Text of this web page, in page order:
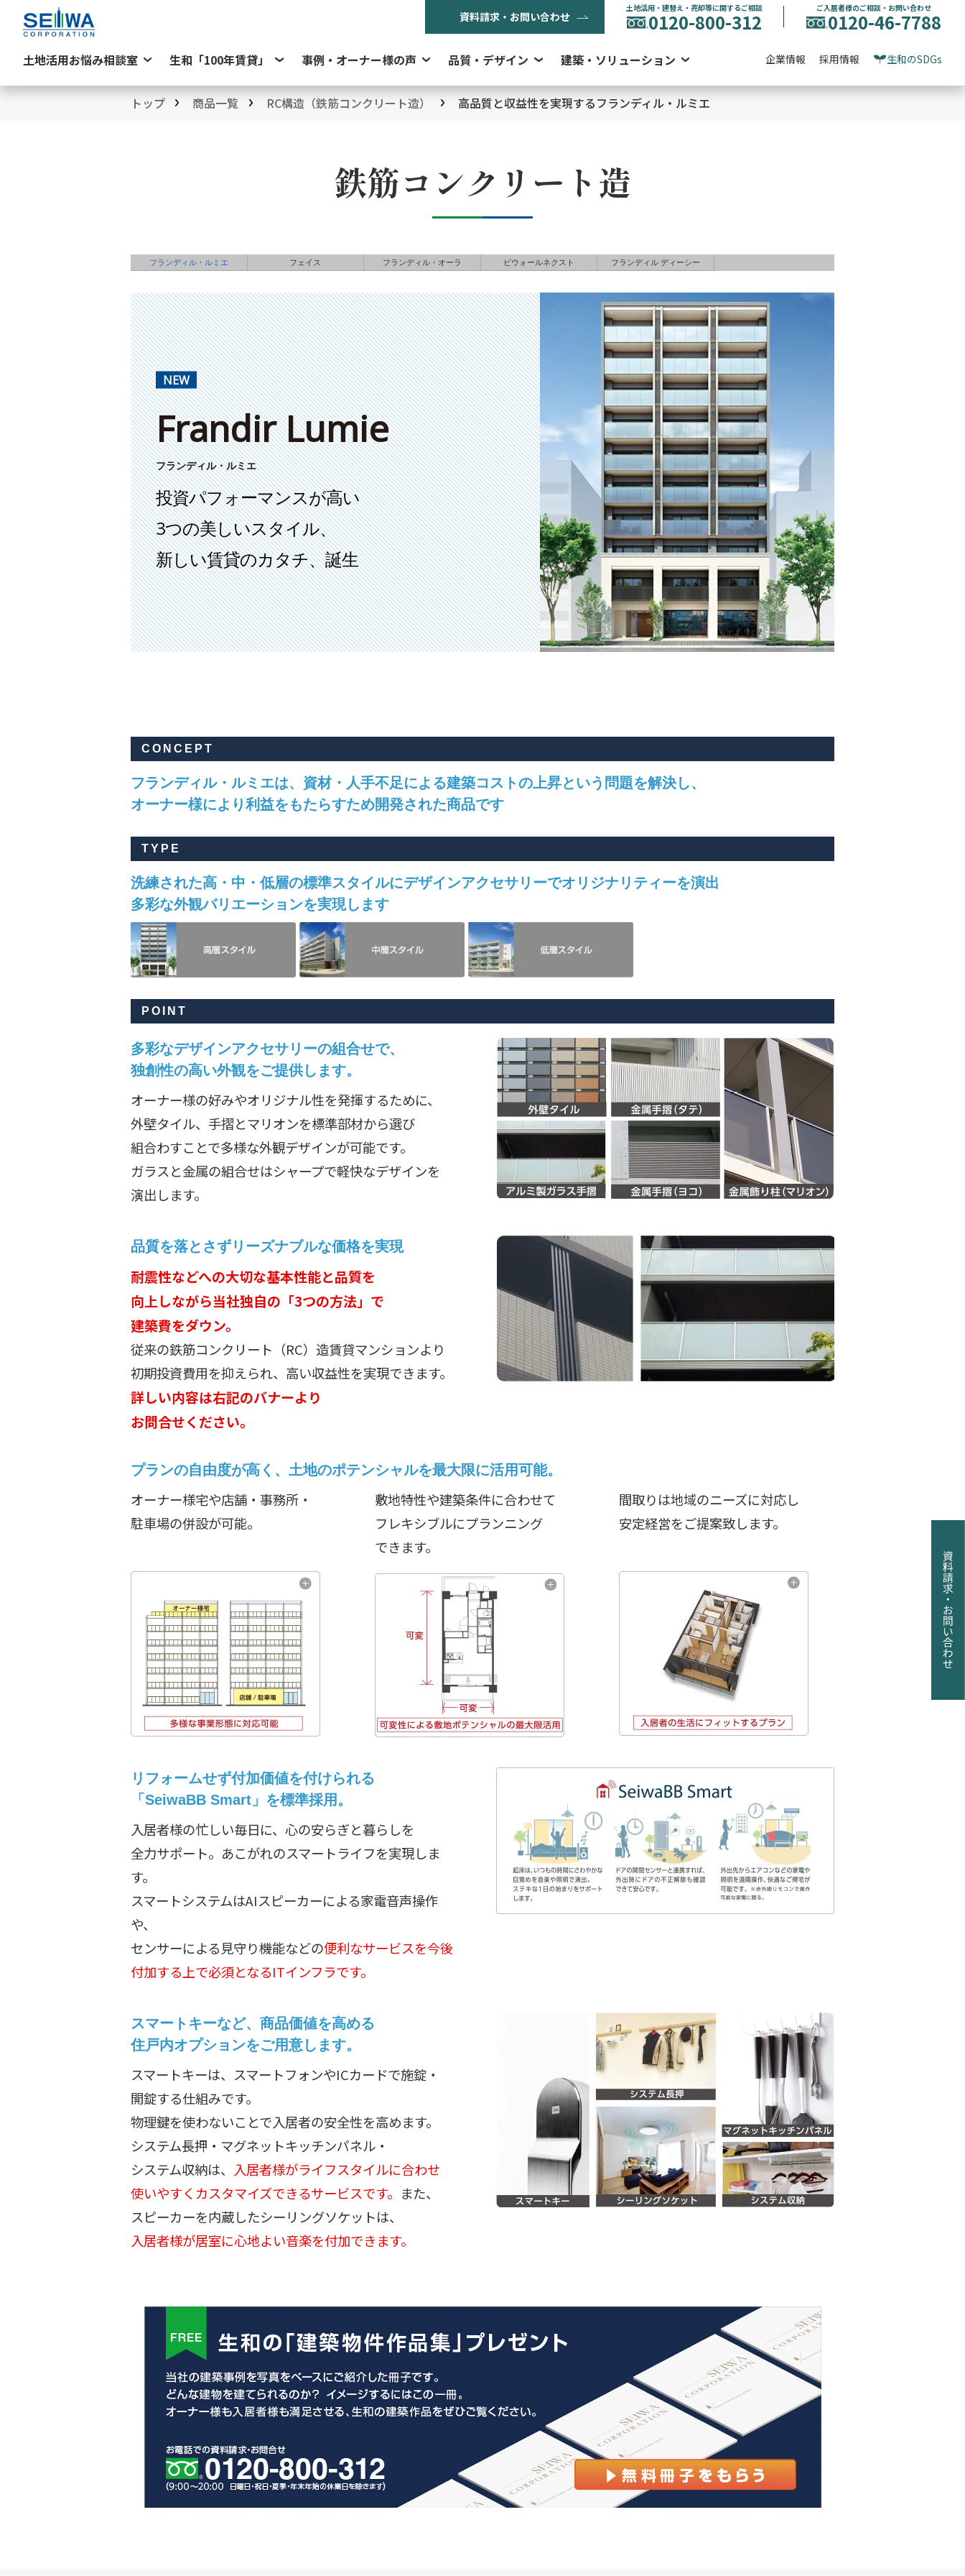
資料請求・お問い合わせ
土地活用・建替え・売却等に関するご相談
0120-800-312
ご入居者様のご相談・お問い合わせ
0120-46-7788
土地活用お悩み相談室 生和「100年賃貸」 事例・オーナー様の声 品質・デザイン 建築・ソリューション 企業情報 採用情報 生和のSDGs
トップ 商品一覧 RC構造（鉄筋コンクリート造） 高品質と収益性を実現するフランディル・ルミエ
鉄筋コンクリート造
フランディル・ルミエ フェイス フランディル・オーラ ビウォールネクスト フランディル ディーシー
NEW
Frandir Lumie
フランディル・ルミエ
投資パフォーマンスが高い
3つの美しいスタイル、
新しい賃貸のカタチ、誕生
CONCEPT
フランディル・ルミエは、資材・人手不足による建築コストの上昇という問題を解決し、
オーナー様により利益をもたらすため開発された商品です
TYPE
洗練された高・中・低層の標準スタイルにデザインアクセサリーでオリジナリティーを演出
多彩な外観バリエーションを実現します
POINT
多彩なデザインアクセサリーの組合せで、
独創性の高い外観をご提供します。
オーナー様の好みやオリジナル性を発揮するために、
外壁タイル、手摺とマリオンを標準部材から選び
組合わすことで多様な外観デザインが可能です。
ガラスと金属の組合せはシャープで軽快なデザインを
演出します。
品質を落とさずリーズナブルな価格を実現
耐震性などへの大切な基本性能と品質を
向上しながら当社独自の「3つの方法」で
建築費をダウン。
従来の鉄筋コンクリート（RC）造賃貸マンションより
初期投資費用を抑えられ、高い収益性を実現できます。
詳しい内容は右記のバナーより
お問合せください。
プランの自由度が高く、土地のポテンシャルを最大限に活用可能。
オーナー様宅や店舗・事務所・
駐車場の併設が可能。
敷地特性や建築条件に合わせて
フレキシブルにプランニング
できます。
間取りは地域のニーズに対応し
安定経営をご提案致します。
リフォームせず付加価値を付けられる
「SeiwaBB Smart」を標準採用。
入居者様の忙しい毎日に、心の安らぎと暮らしを
全力サポート。あこがれのスマートライフを実現しま
す。
スマートシステムはAIスピーカーによる家電音声操作
や、
センサーによる見守り機能などの便利なサービスを今後
付加する上で必須となるITインフラです。
スマートキーなど、商品価値を高める
住戸内オプションをご用意します。
スマートキーは、スマートフォンやICカードで施錠・
開錠する仕組みです。
物理鍵を使わないことで入居者の安全性を高めます。
システム長押・マグネットキッチンパネル・
システム収納は、
入居者様がライフスタイルに合わせ
使いやすくカスタマイズできるサービスです。 また、
スピーカーを内蔵したシーリングソケットは、
入居者様が居室に心地よい音楽を付加できます。